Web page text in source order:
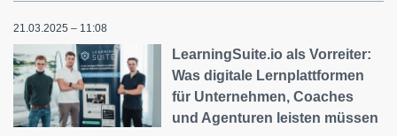
21.03.2025 – 11:08
LearningSuite.io als Vorreiter:
Was digitale Lernplattformen
für Unternehmen, Coaches
und Agenturen leisten müssen